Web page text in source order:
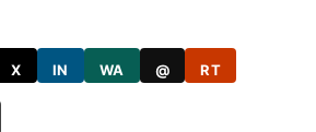
X IN WA @ RT